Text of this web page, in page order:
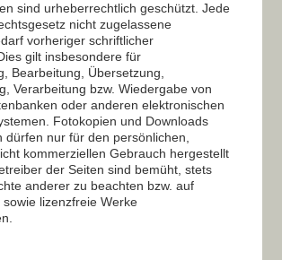
sind urheberrechtlich geschützt. Jede
nicht zugelassene
vorheriger schriftlicher
gilt insbesondere für
Bearbeitung, Übersetzung,
Verarbeitung bzw. Wiedergabe von
oder anderen elektronischen
Fotokopien und Downloads
dürfen nur für den persönlichen,
kommerziellen Gebrauch hergestellt
der Seiten sind bemüht, stets
anderer zu beachten bzw. auf
lizenzfreie Werke